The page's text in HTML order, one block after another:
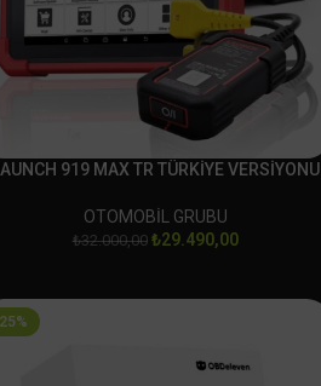
919 MAX TR TÜRKİYE VERSİYONU
OTOMOBİL GRUBU
₺32.000,00 ₺29.490,00